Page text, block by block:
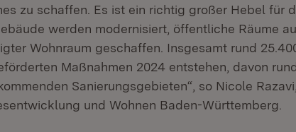
zu schaffen. Es ist ein richtig großer Hebel für
werden modernisiert, öffentliche Räume
Wohnraum geschaffen. Insgesamt rund
Maßnahmen 2024 entstehen, davon
Sanierungsgebieten“, so Nicole
und Wohnen Baden-Württemberg.